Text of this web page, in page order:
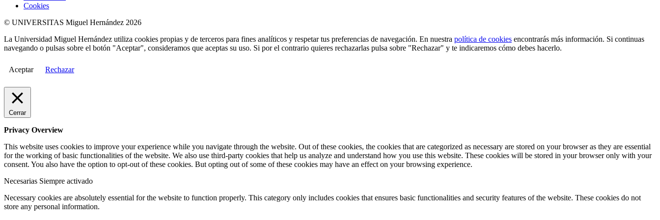
Cookies
© UNIVERSITAS Miguel Hernández 2026
La Universidad Miguel Hernández utiliza cookies propias y de terceros para fines analíticos y respetar tus preferencias de navegación. En nuestra política de cookies encontrarás más información. Si continuas
navegando o pulsas sobre el botón "Aceptar", consideramos que aceptas su uso. Si por el contrario quieres rechazarlas pulsa sobre "Rechazar" y te indicaremos cómo debes hacerlo.
Aceptar Rechazar
Cerrar
Privacy Overview
This website uses cookies to improve your experience while you navigate through the website. Out of these cookies, the cookies that are categorized as necessary are stored on your browser as they are essential
for the working of basic functionalities of the website. We also use third-party cookies that help us analyze and understand how you use this website. These cookies will be stored in your browser only with your
consent. You also have the option to opt-out of these cookies. But opting out of some of these cookies may have an effect on your browsing experience.
Necesarias Siempre activado
Necessary cookies are absolutely essential for the website to function properly. This category only includes cookies that ensures basic functionalities and security features of the website. These cookies do not
store any personal information.